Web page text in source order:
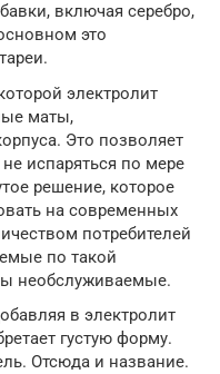
включая серебро,
это
электролит
маты,
Это позволяет
испаряться по мере
решение, которое
на современных
потребителей
по такой
необслуживаемые.
в электролит
густую форму.
Отсюда и название.